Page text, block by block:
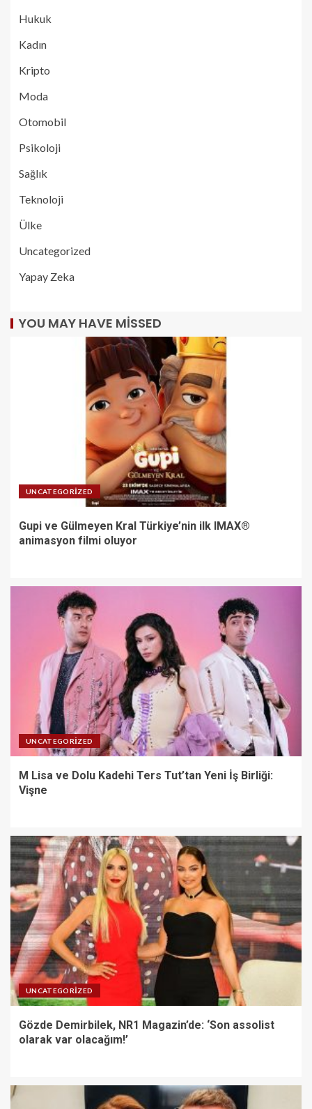
Hukuk
Kadın
Kripto
Moda
Otomobil
Psikoloji
Sağlık
Teknoloji
Ülke
Uncategorized
Yapay Zeka
YOU MAY HAVE MISSED
UNCATEGORIZED
Gupi ve Gülmeyen Kral Türkiye’nin ilk IMAX®
animasyon filmi oluyor
UNCATEGORIZED
M Lisa ve Dolu Kadehi Ters Tut’tan Yeni İş Birliği:
Vişne
UNCATEGORIZED
Gözde Demirbilek, NR1 Magazin’de: ‘Son assolist
olarak var olacağım!’